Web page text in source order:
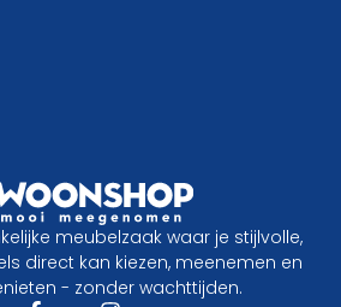
meubelzaak waar je stijlvolle,
direct kan kiezen, meenemen en
- zonder wachttijden.